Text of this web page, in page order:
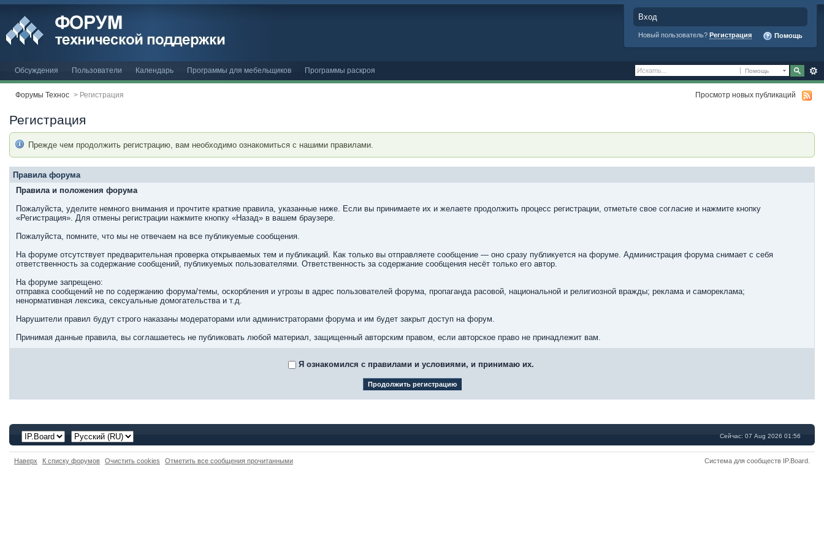
Вход
Новый пользователь? Регистрация Помощь
Помощь
Обсуждения Пользователи Календарь Программы для мебельщиков Программы раскроя
Форумы Технос > Регистрация Просмотр новых публикаций
Регистрация
Прежде чем продолжить регистрацию, вам необходимо ознакомиться с нашими правилами.
Правила форума
Правила и положения форума
Пожалуйста, уделите немного внимания и прочтите краткие правила, указанные ниже. Если вы принимаете их и желаете продолжить процесс регистрации, отметьте свое согласие и нажмите кнопку
«Регистрация». Для отмены регистрации нажмите кнопку «Назад» в вашем браузере.
Пожалуйста, помните, что мы не отвечаем на все публикуемые сообщения.
На форуме отсутствует предварительная проверка открываемых тем и публикаций. Как только вы отправляете сообщение — оно сразу публикуется на форуме. Администрация форума снимает с себя
ответственность за содержание сообщений, публикуемых пользователями. Ответственность за содержание сообщения несёт только его автор.
На форуме запрещено:
отправка сообщений не по содержанию форума/темы, оскорбления и угрозы в адрес пользователей форума, пропаганда расовой, национальной и религиозной вражды; реклама и самореклама;
ненормативная лексика, сексуальные домогательства и т.д.
Нарушители правил будут строго наказаны модераторами или администраторами форума и им будет закрыт доступ на форум.
Принимая данные правила, вы соглашаетесь не публиковать любой материал, защищенный авторским правом, если авторское право не принадлежит вам.
Я ознакомился с правилами и условиями, и принимаю их.
Сейчас: 07 Aug 2026 01:56
Наверх К списку форумов Очистить cookies Отметить все сообщения прочитанными Система для сообществ IP.Board